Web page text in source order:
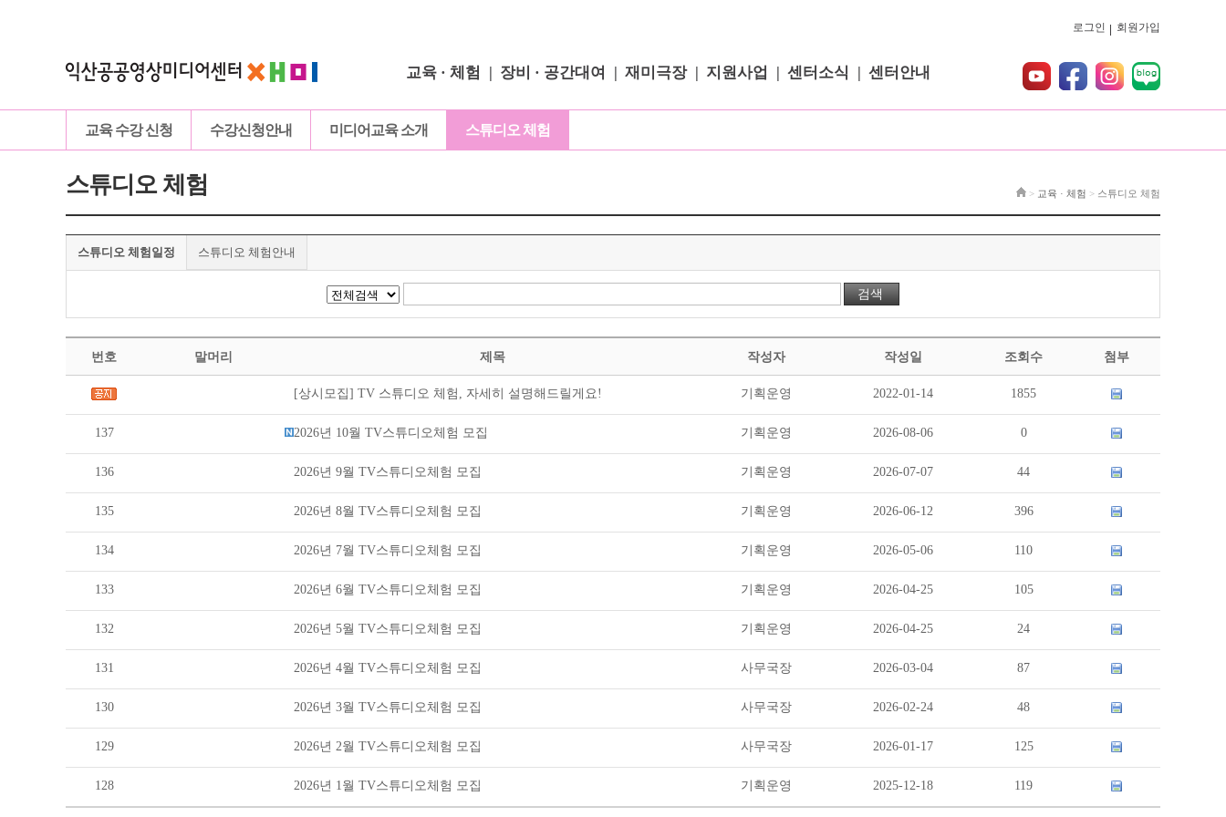
로그인 회원가입
교육 · 체험 장비 · 공간대여 재미극장 지원사업 센터소식 센터안내
교육 수강 신청 수강신청안내 미디어교육 소개 스튜디오 체험
스튜디오 체험 > 교육 · 체험 > 스튜디오 체험
스튜디오 체험일정 스튜디오 체험안내
번호 말머리 제목 작성자 작성일 조회수 첨부
[상시모집] TV 스튜디오 체험, 자세히 설명해드릴게요! 기획운영 2022-01-14 1855
137 2026년 10월 TV스튜디오체험 모집 기획운영 2026-08-06 0
136 2026년 9월 TV스튜디오체험 모집 기획운영 2026-07-07 44
135 2026년 8월 TV스튜디오체험 모집 기획운영 2026-06-12 396
134 2026년 7월 TV스튜디오체험 모집 기획운영 2026-05-06 110
133 2026년 6월 TV스튜디오체험 모집 기획운영 2026-04-25 105
132 2026년 5월 TV스튜디오체험 모집 기획운영 2026-04-25 24
131 2026년 4월 TV스튜디오체험 모집 사무국장 2026-03-04 87
130 2026년 3월 TV스튜디오체험 모집 사무국장 2026-02-24 48
129 2026년 2월 TV스튜디오체험 모집 사무국장 2026-01-17 125
128 2026년 1월 TV스튜디오체험 모집 기획운영 2025-12-18 119